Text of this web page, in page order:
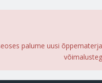
palume uusi